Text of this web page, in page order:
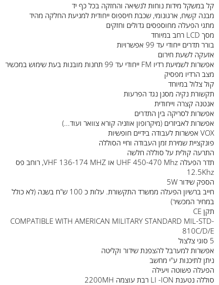
קל במשקל מידות נוחות לנשיאה והחזקה בכל כף יד
מבנה קשיח, ארגונומי, שכבת חיספוס ייחודית למניעת החלקה מהיד
מתגי הפעלה מחוספסים גדולים וחזקים
מסך LCD רחב במיוחד
בורר תדרים ייחודי עד 99 אפשרויות
אזעקה לשעת חירום
אפשרות לשמיעת רדיו FM ייחודי עד 99 תחנות מובנות בעת שימוש במכשיר
מצב הרדיו מפסיק
קול צלול במיוחד
תקשורת נקיה מסנן נגד הפרעות
אנטנה קצרה וייחודית
אפשרות לסריקה בין התדרים
אפשרות לאביזרים (מיקרופון אוזניה קורא צוואר ועוד...)
VOX אפשרות לעבודה בידיים חופשיות
פונקציית שמירת זמן העבודה וחיי הסוללה
התרעה קולית על סוללה חלשה
תדר הפעלה UHF 450-470 Mhz או VHF 136-174 MHZ, רוחב פס
12.5Khz
הספק שידור 5W
חייב ברשיון הפעלה ממשרד התקשורת. עלות כ 100 ש"ח בשנה (לא כולל
במחיר המכשיר)
תקן CE
COMPATIBLE WITH AMERICAN MILITARY STANDARD MIL-STD-
810C/D/E
5 סוגי צלצול
אפשרות למערבל להצפנת שידור וקליטה
ניתן לתיכנות ע"י מחשב
הפעלה פשוטה ויעילה
סוללה נטענת LI -ION רבת עוצמה 2200MH